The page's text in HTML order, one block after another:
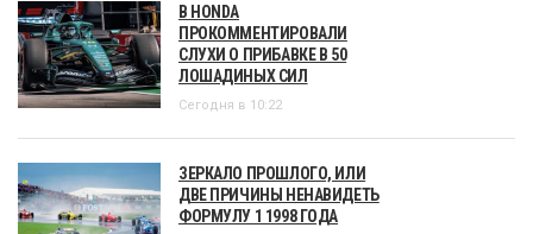
В HONDA
ПРОКОММЕНТИРОВАЛИ
СЛУХИ О ПРИБАВКЕ В 50
ЛОШАДИНЫХ СИЛ
Сегодня в 10:22
ЗЕРКАЛО ПРОШЛОГО, ИЛИ
ДВЕ ПРИЧИНЫ НЕНАВИДЕТЬ
ФОРМУЛУ 1 1998 ГОДА